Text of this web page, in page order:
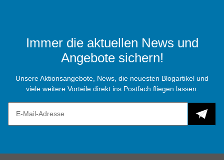
Immer die aktuellen News und
Angebote sichern!
Unsere Aktionsangebote, News, die neuesten Blogartikel und
viele weitere Vorteile direkt ins Postfach fliegen lassen.